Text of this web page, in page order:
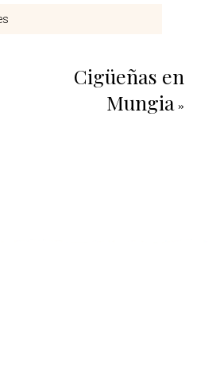
Cigüeñas en
Mungia »